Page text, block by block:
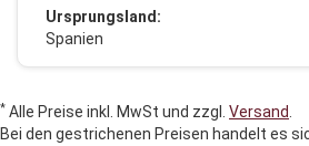
Ursprungsland:
Spanien
* Alle Preise inkl. MwSt und zzgl. Versand
Bei den gestrichenen Preisen handelt es